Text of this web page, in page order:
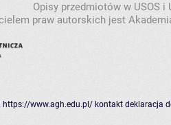
Opisy przedmiotów w USOS
praw autorskich jest
https://www.agh.edu.pl/ kontakt deklaracja